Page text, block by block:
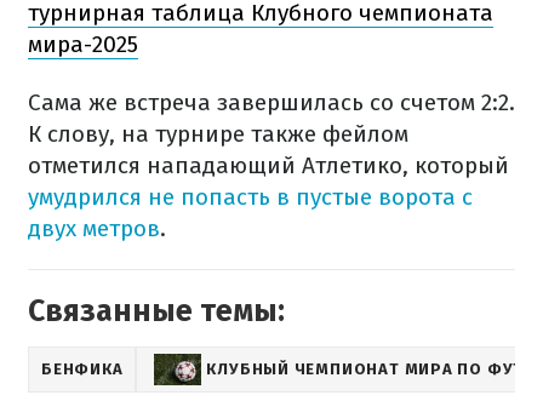
турнирная таблица Клубного чемпионата
мира-2025
Сама же встреча завершилась со счетом 2:2.
К слову, на турнире также фейлом
отметился нападающий Атлетико, который
умудрился не попасть в пустые ворота с
двух метров.
Связанные темы:
БЕНФИКА КЛУБНЫЙ ЧЕМПИОНАТ МИРА ПО